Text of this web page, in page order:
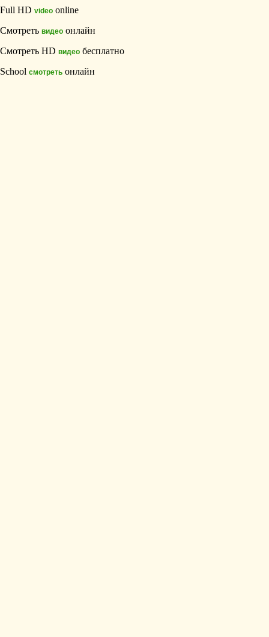
Full HD video online
Смотреть видео онлайн
Смотреть HD видео бесплатно
School смотреть онлайн